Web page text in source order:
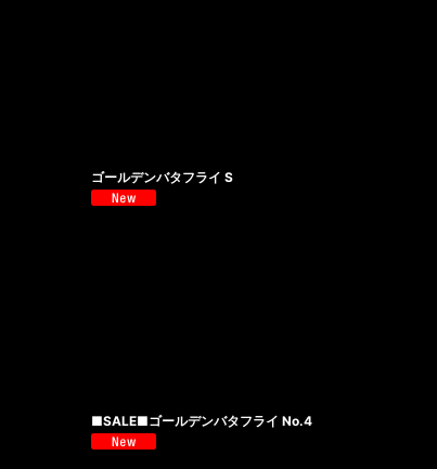
ゴールデンバタフライ S
■SALE■ゴールデンバタフライ No.4